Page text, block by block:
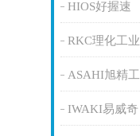
HIOS好握速
RKC理化工业
ASAHI旭精工
IWAKI易威奇